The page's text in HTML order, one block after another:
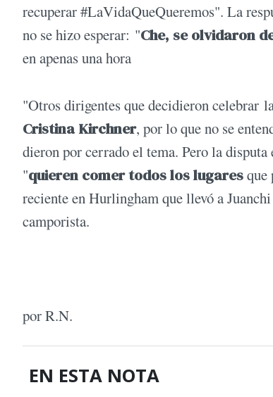
recuperar #LaVidaQueQueremos". La
no se hizo esperar: "Che, se olvidaron
en apenas una hora
"Otros dirigentes que decidieron celebrar
Cristina Kirchner, por lo que no se
dieron por cerrado el tema. Pero la
"quieren comer todos los lugaresque
reciente en Hurlingham que llevó a
camporista.
por R.N.
EN ESTA NOTA